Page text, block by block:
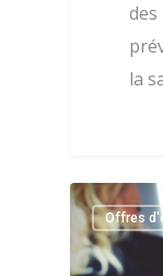
la
Offres